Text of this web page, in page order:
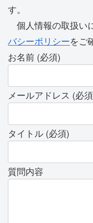
す。
個人情報の取扱い
バシーポリシーをご
お名前 (必須)
メールアドレス (必
タイトル (必須)
質問内容